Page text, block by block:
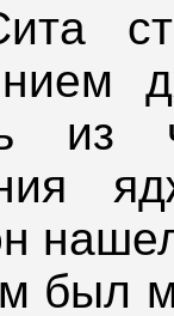
из
был